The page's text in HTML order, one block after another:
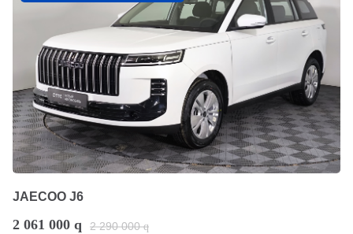
JAECOO J6
2 061 000 q 2 290 000 q